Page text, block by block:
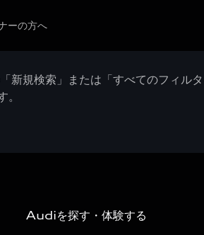
ーの方へ
規検索」または「すべてのフィル
Audiを探す・体験する